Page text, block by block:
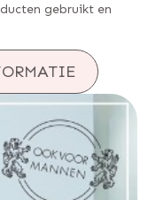
gebruikt en